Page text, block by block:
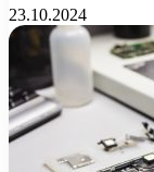
23.10.2024